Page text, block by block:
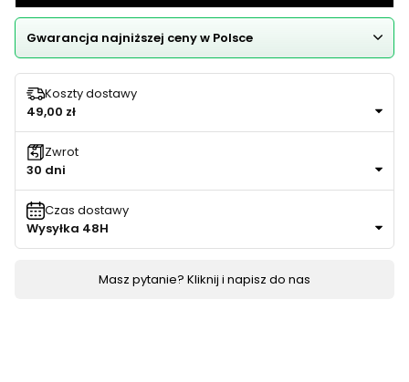
Gwarancja najniższej ceny w Polsce
Koszty dostawy
49,00 zł
Zwrot
30 dni
Czas dostawy
Wysyłka 48H
Masz pytanie? Kliknij i napisz do nas